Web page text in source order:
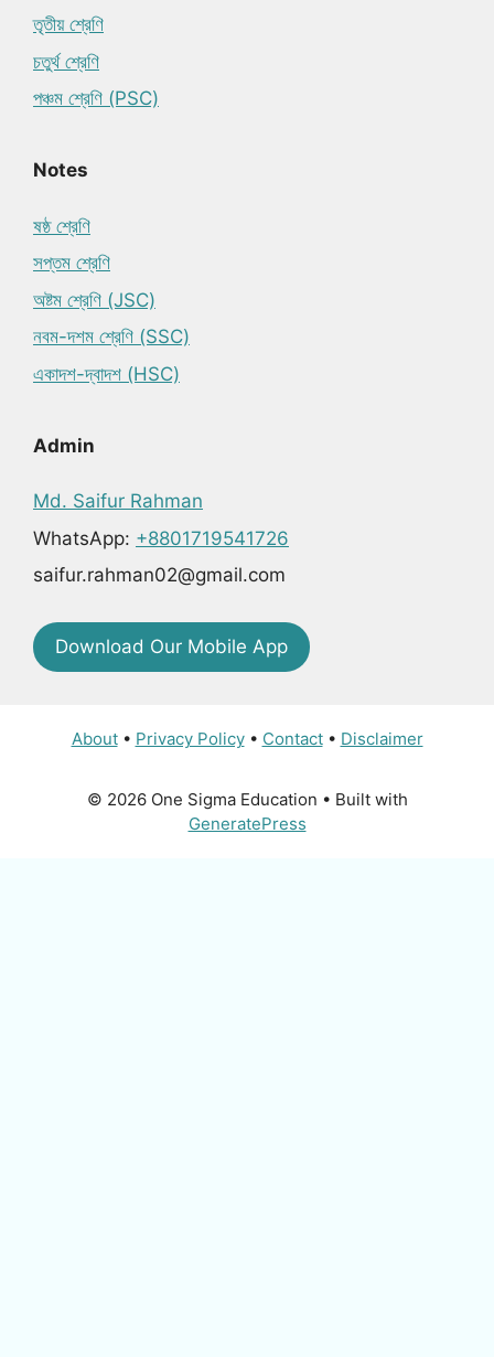
তৃতীয় শ্রেণি
চতুর্থ শ্রেণি
পঞ্চম শ্রেণি (PSC)
Notes
ষষ্ঠ শ্রেণি
সপ্তম শ্রেণি
অষ্টম শ্রেণি (JSC)
নবম-দশম শ্রেণি (SSC)
একাদশ-দ্বাদশ (HSC)
Admin
Md. Saifur Rahman
WhatsApp: +8801719541726
saifur.rahman02@gmail.com
Download Our Mobile App
About• Privacy Policy• Contact• Disclaimer
© 2026 One Sigma Education • Built with
GeneratePress